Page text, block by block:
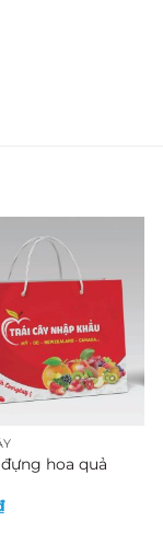
hoa quả